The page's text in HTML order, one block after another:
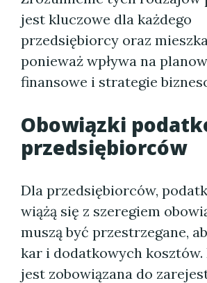
jest kluczowe dla każdego
przedsiębiorcy oraz
ponieważ wpływa na
finansowe i strategie
Obowiązki
przedsiębiorców
Dla przedsiębiorców,
wiążą się z szeregiem
muszą być przestrzegane,
kar i dodatkowych kosztów.
jest zobowiązana do